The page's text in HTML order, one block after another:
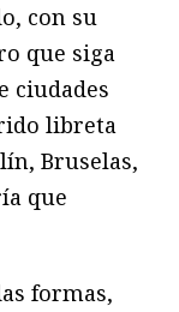
con su
que siga
ciudades
libreta
Bruselas,
que
formas,